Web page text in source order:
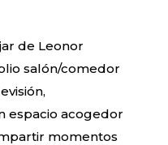
de Leonor
salón/comedor
espacio acogedor
momentos